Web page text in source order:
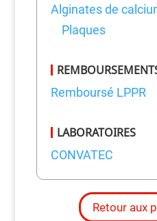
Alginates de
Plaques
Remboursé LPPR
LABORATOIRES
CONVATEC
Retour aux